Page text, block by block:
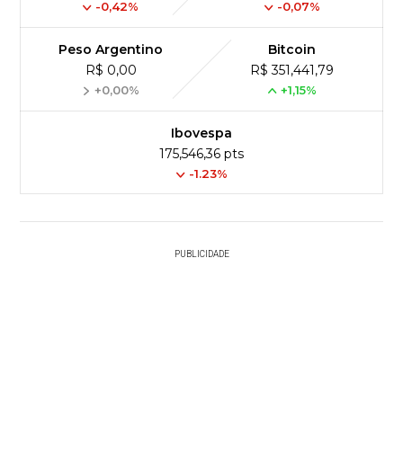
-0,42% -0,07%
Peso Argentino
R$ 0,00
+0,00%
Bitcoin
R$ 351,441,79
+1,15%
Ibovespa
175,546,36 pts
-1.23%
PUBLICIDADE